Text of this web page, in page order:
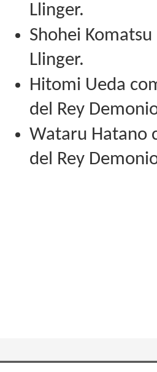
Llinger.
Shohei
Llinger.
Hitomi Ueda
del Rey
Wataru Hatano
del Rey